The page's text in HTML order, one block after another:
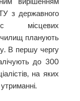
з державного
місцевих
планують
В першу чергу
до 300
на яких